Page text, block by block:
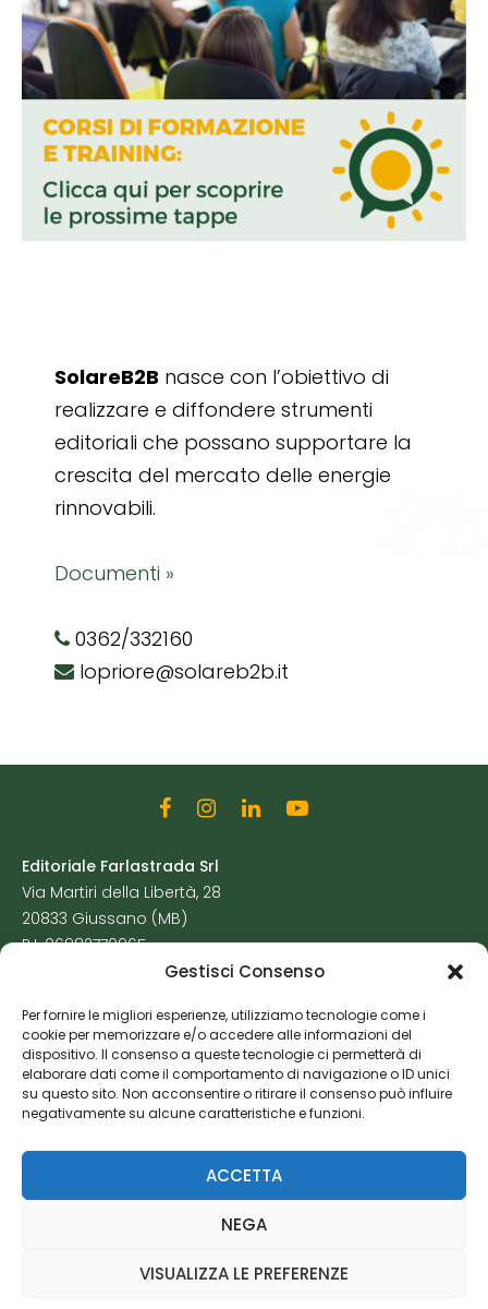
Gestisci Consenso
Per fornire le migliori esperienze, utilizziamo tecnologie come i
cookie per memorizzare e/o accedere alle informazioni del
dispositivo. Il consenso a queste tecnologie ci permetterà di
elaborare dati come il comportamento di navigazione o ID unici
su questo sito. Non acconsentire o ritirare il consenso può influire
negativamente su alcune caratteristiche e funzioni.
ACCETTA
NEGA
VISUALIZZA LE PREFERENZE
SolareB2B nasce con l’obiettivo di
realizzare e diffondere strumenti
editoriali che possano supportare la
crescita del mercato delle energie
rinnovabili.
Documenti »
0362/332160
lopriore@solareb2b.it
Editoriale Farlastrada Srl
Via Martiri della Libertà, 28
20833 Giussano (MB)
P.I. 06982770965
Cookie Policy
Risorse Aggiuntive